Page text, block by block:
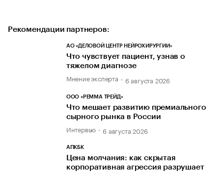
Рекомендации партнеров:
АО «ДЕЛОВОЙ ЦЕНТР НЕЙРОХИРУРГИИ»
Что чувствует пациент, узнав о
тяжелом диагнозе
Мнение эксперта 6 августа 2026
ООО «РЕММА ТРЕЙД»
Что мешает развитию премиального
сырного рынка в России
Интервью 6 августа 2026
АПКБК
Цена молчания: как скрытая
корпоративная агрессия разрушает